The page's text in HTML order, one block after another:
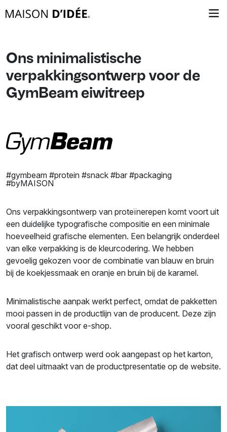
Ons minimalistische
verpakkingsontwerp voor de
GymBeam eiwitreep
#gymbeam #protein #snack #bar #packaging
#byMAISON
Ons verpakkingsontwerp van proteïnerepen komt voort uit
een duidelijke typografische compositie en een minimale
hoeveelheid grafische elementen. Een belangrijk onderdeel
van elke verpakking is de kleurcodering. We hebben
gevoelig gekozen voor de combinatie van blauw en bruin
bij de koekjessmaak en oranje en bruin bij de karamel.
Minimalistische aanpak werkt perfect, omdat de pakketten
mooi passen in de productlijn van de producent. Deze zijn
vooral geschikt voor e-shop.
Het grafisch ontwerp werd ook aangepast op het karton,
dat deel uitmaakt van de productpresentatie op de website.